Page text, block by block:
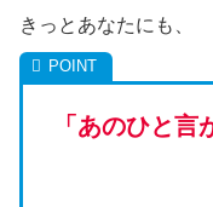
きっとあなたにも、
「あのひと